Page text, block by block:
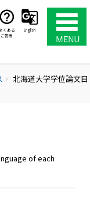
よくある
ご質問
English
chevron_right
北海道大学学位論文目
of each